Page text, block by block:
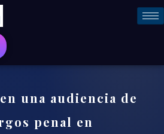
una audiencia de
penal en